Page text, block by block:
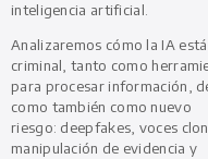
inteligencia artificial.
Analizaremos cómo la IA
criminal, tanto como
para procesar información,
como también como nuevo
riesgo: deepfakes, voces
manipulación de evidencia y